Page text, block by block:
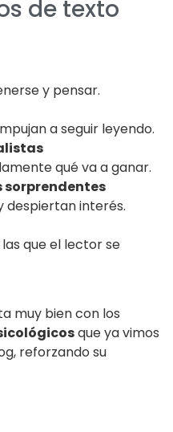
de texto
y pensar.
a seguir leyendo.
qué va a ganar.
sorprendentes
despiertan interés.
que el lector se
muy bien con los
que ya vimos
reforzando su